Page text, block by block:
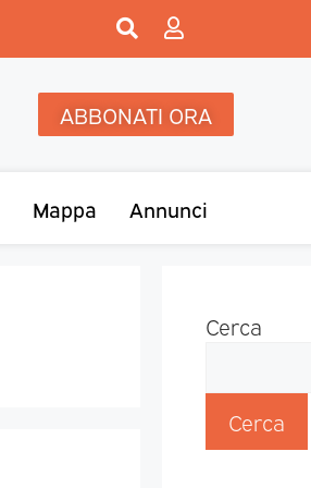
ABBONATI ORA
Mappa Annunci
Cerca
Cerca